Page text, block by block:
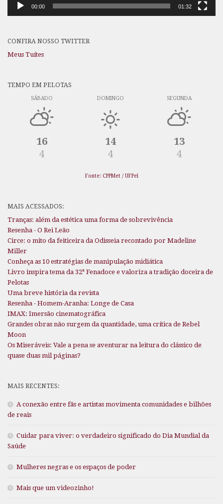
00:00 01:32
CONFIRA NOSSO TWITTER
Meus Tuítes
TEMPO EM PELOTAS
SÁBADO
16
4
DOMINGO
14
4
SEGUNDA
13
4
Fonte: CPPMet / UFPel
MAIS ACESSADOS:
Tranças: além da estética uma forma de sobrevivência
Resenha - O Rei Leão
Circe: o mito da feiticeira da Odisseia recontado por Madeline
Miller
Conheça as 10 estratégias de manipulação midiática
Livro inspira tema da 32ª Fenadoce e valoriza a tradição doceira de
Pelotas
Uma breve história da revista
Resenha - Homem-Aranha: Longe de Casa
IMAX: Imersão cinematográfica
Grandes obras não surgem da quantidade, uma crítica de Rebel
Moon
Os Miseráveis: Vale a pena se aventurar na leitura do clássico de
quase duas mil páginas?
MAIS RECENTES:
A conexão entre fãs e artistas movimenta comunidades e bilhões
de reais
Cuidar para viver: o verdadeiro significado do Dia Mundial da
Saúde
Mulheres negras e os espaços de poder
Mais que um videozinho!